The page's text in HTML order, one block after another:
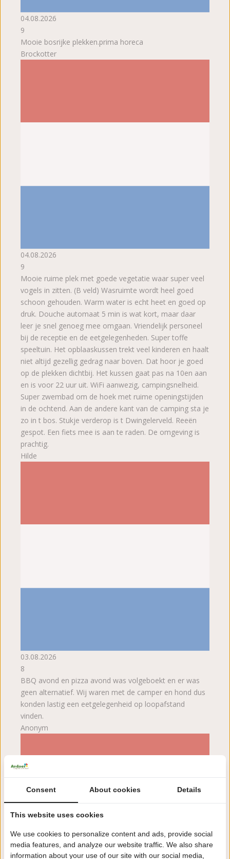
04.08.2026
9
Mooie bosrijke plekken.prima horeca
Brockotter
04.08.2026
9
Mooie ruime plek met goede vegetatie waar super veel
vogels in zitten. (B veld) Wasruimte wordt heel goed
schoon gehouden. Warm water is echt heet en goed op
druk. Douche automaat 5 min is wat kort, maar daar
leer je snel genoeg mee omgaan. Vriendelijk personeel
bij de receptie en de eetgelegenheden. Super toffe
speeltuin. Het opblaaskussen trekt veel kinderen en haalt
niet altijd gezellig gedrag naar boven. Dat hoor je goed
op de plekken dichtbij. Het kussen gaat pas na 10en aan
en is voor 22 uur uit. WiFi aanwezig, campingsnelheid.
Super zwembad om de hoek met ruime openingstijden
in de ochtend. Aan de andere kant van de camping sta je
zo in t bos. Stukje verderop is t Dwingelerveld. Reeën
gespot. Een fiets mee is aan te raden. De omgeving is
prachtig.
Hilde
03.08.2026
8
BBQ avond en pizza avond was volgeboekt en er was
geen alternatief. Wij waren met de camper en hond dus
konden lastig een eetgelegenheid op loopafstand
vinden.
Anonym
Consent About cookies Details
This website uses cookies
We use cookies to personalize content and ads, provide social
media features, and analyze our website traffic. We also share
information about your use of our site with our social media,